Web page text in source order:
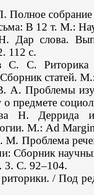
Полное
В 12 т. М.:
Дар слова.
112 с.
С. С. Риторика
статей.
А. Проблемы
о предмете
Н. Деррида
М.: Ad
М. Проблема
Сборник
3. С. 92–104.
/ Под